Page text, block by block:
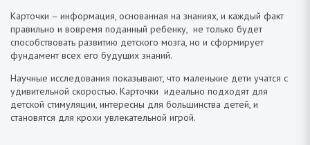
Карточки – информация, основанная на знаниях, и каждый факт
правильно и вовремя поданный ребенку, не только будет
способствовать развитию детского мозга, но и сформирует
фундамент всех его будущих знаний.
Научные исследования показывают, что маленькие дети учатся с
удивительной скоростью. Карточки идеально подходят для
детской стимуляции, интересны для большинства детей, и
становятся для крохи увлекательной игрой.